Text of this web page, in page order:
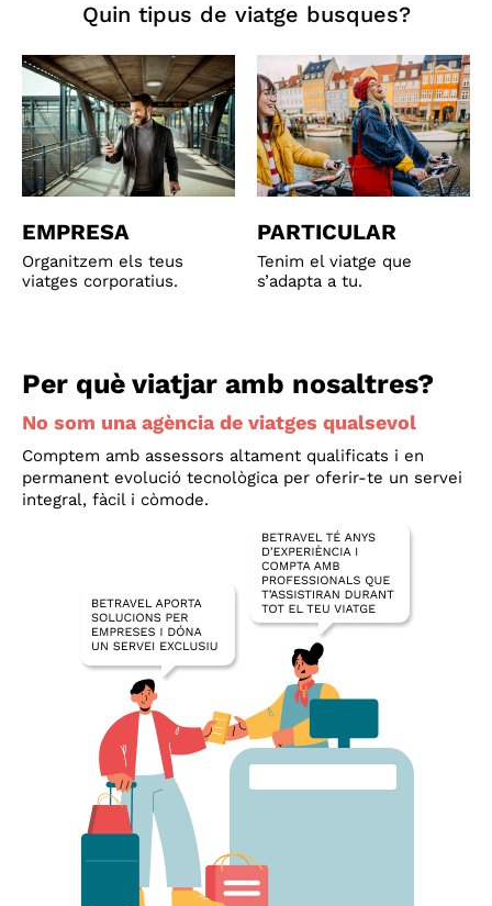
Quin tipus de viatge busques?
EMPRESA
Organitzem els teus
viatges corporatius.
PARTICULAR
Tenim el viatge que
s’adapta a tu.
Per què viatjar amb nosaltres?
No som una agènciade viatges qualsevol
Comptem amb assessors altament qualificats i en
permanent evolució tecnològica per oferir-te un servei
integral, fàcil i còmode.